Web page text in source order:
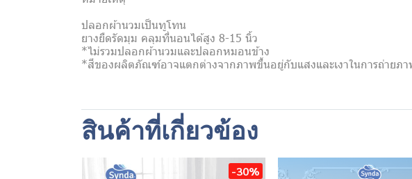
ปลอกผ้านวมเป็นทูโทน
ยางยืดรัดมุม คลุมที่นอนได้สูง 8-15 นิ้ว
*ไม่รวมปลอกผ้านวมและปลอกหมอนข้าง
*สีของผลิตภัณฑ์อาจแตกต่างจากภาพขึ้นอยู่กับแสงและเงาในการถ่ายภ
สินค้าที่เกี่ยวข้อง
-30%